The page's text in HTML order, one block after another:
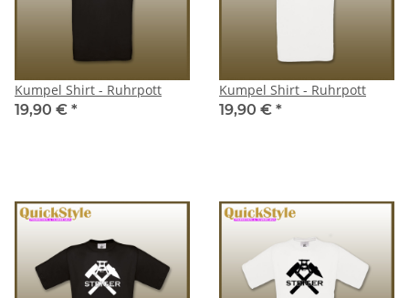
Kumpel Shirt - Ruhrpott
19,90 € *
Kumpel Shirt - Ruhrpott
19,90 € *